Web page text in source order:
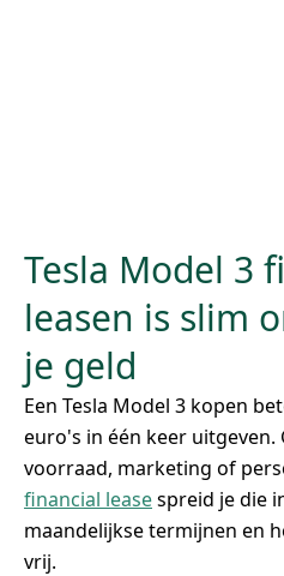
Tesla Model 3
leasen is slim
je geld
Een Tesla Model 3 kopen
euro's in één keer uitgeven.
voorraad, marketing of
financial leasespreid je die
maandelijkse termijnen en
vrij.